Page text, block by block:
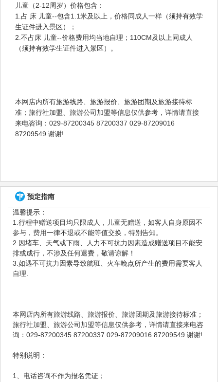
儿童（2-12周岁）价格包含：
1.占 床 儿童--包含1.1米及以上，价格同成人一样（须持有效学
生证件进入景区）；
2.不占床 儿童--价格费用均当地自理；110CM及以上同成人
（须持有效学生证件进入景区）。
本网店内所有旅游线路、旅游报价、旅游团期及旅游接待标
准；旅行社加盟、旅游公司加盟等信息仅供参考，详情请直接
来电咨询：029-87200345 87200337 029-87209016
87209549 谢谢!
预定指南
温馨提示：
1.行程中赠送项目均只限成人，儿童无赠送，如客人自身原因不
参与，费用一律不退或不能等值交换，特别告知。
2.因堵车、天气或下雨、人力不可抗力因素造成赠送项目不能安
排或成行，不涉及任何退费，敬请谅解！
3.如遇不可抗力因素导致航班、火车晚点所产生的费用需要客人
自理.
本网店内所有旅游线路、旅游报价、旅游团期及旅游接待标准；
旅行社加盟、旅游公司加盟等信息仅供参考，详情请直接来电咨
询：029-87200345 87200337 029-87209016 87209549 谢谢!
特别说明：
1、电话咨询不作为报名凭证；